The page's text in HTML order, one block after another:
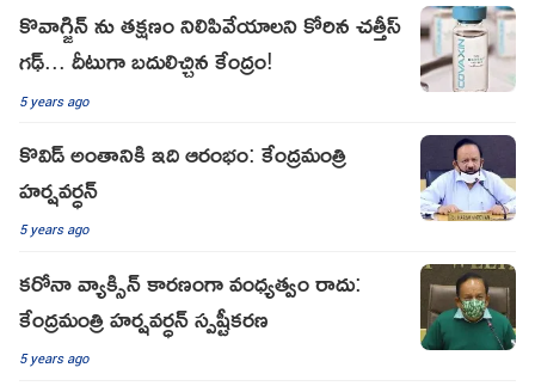
కొవాగ్జిన్ ను తక్షణం నిలిపివేయాలని కోరిన చత్తీస్
గఢ్... దీటుగా బదులిచ్చిన కేంద్రం!
5 years ago
కొవిడ్ అంతానికి ఇది ఆరంభం: కేంద్రమంత్రి
హర్షవర్ధన్
5 years ago
కరోనా వ్యాక్సిన్ కారణంగా వంధ్యత్వం రాదు:
కేంద్రమంత్రి హర్షవర్ధన్ స్పష్టీకరణ
5 years ago